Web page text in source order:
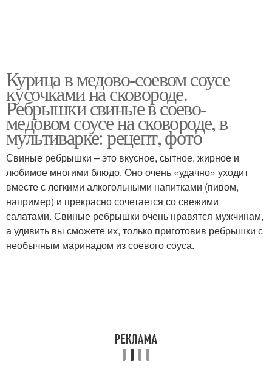
Курица в медово-соевом соусе
кусочками на сковороде.
Ребрышки свиные в соево-
медовом соусе на сковороде, в
мультиварке: рецепт, фото
Свиные ребрышки – это вкусное, сытное, жирное и
любимое многими блюдо. Оно очень «удачно» уходит
вместе с легкими алкогольными напитками (пивом,
например) и прекрасно сочетается со свежими
салатами. Свиные ребрышки очень нравятся мужчинам,
а удивить вы сможете их, только приготовив ребрышки с
необычным маринадом из соевого соуса.